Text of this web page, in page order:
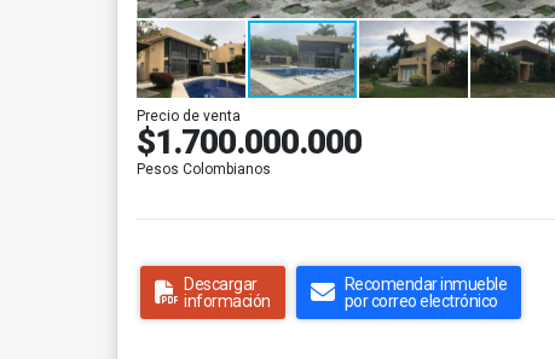
Precio de venta
$1.700.000.000
Pesos Colombianos
Descargar
información
Recomendar inmueble
por correo electrónico